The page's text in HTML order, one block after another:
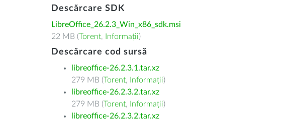
Descărcare SDK
LibreOffice_26.2.3_Win_x86_sdk.msi
22 MB (Torent, Informații)
Descărcare cod sursă
libreoffice-26.2.3.1.tar.xz
279 MB (Torent, Informații)
libreoffice-26.2.3.2.tar.xz
279 MB (Torent, Informații)
libreoffice-26.2.3.2.tar.xz